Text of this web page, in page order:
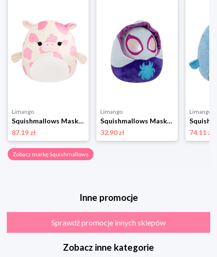
Limango
Squishmallows Maskotka "Mondy - Hot Pink And White Sea Cow" - 3+ rozmiar: onesize
87.19 zł
Limango
Squishmallows Maskotka "Spidey and His Amazing Friends" - 3+ (produkt niespodzianka) rozmiar: onesize
32.90 zł
Limango
74.11 zł
Zobacz markę Squishmallows
Inne promocje
Sprawdź promocje innych sklepów
Zobacz inne kategorie